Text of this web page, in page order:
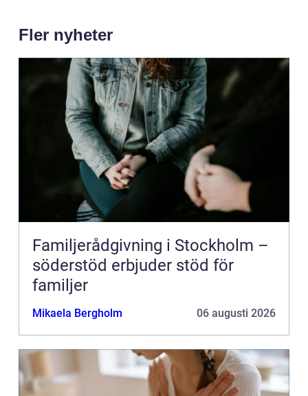
Fler nyheter
Familjerådgivning i Stockholm –
söderstöd erbjuder stöd för
familjer
Mikaela Bergholm 06 augusti 2026